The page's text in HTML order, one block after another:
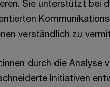
Sie unterstützt bei
verständlich zu
durch die Analyse
Initiativen